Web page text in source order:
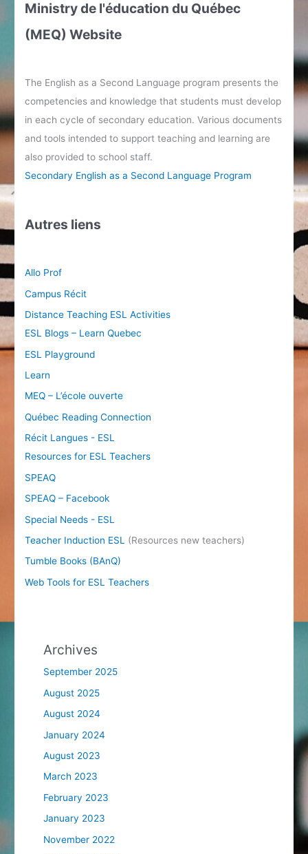
Ministry de l'éducation du Québec
(MEQ) Website
The English as a Second Language program presents the
competencies and knowledge that students must develop
in each cycle of secondary education. Various documents
and tools intended to support teaching and learning are
also provided to school staff.
Secondary English as a Second Language Program
Autres liens
Allo Prof
Campus Récit
Distance Teaching ESL Activities
ESL Blogs – Learn Quebec
ESL Playground
Learn
MEQ – L’école ouverte
Québec Reading Connection
Récit Langues - ESL
Resources for ESL Teachers
SPEAQ
SPEAQ – Facebook
Special Needs - ESL
Teacher Induction ESL
(Resources new teachers)
Tumble Books (BAnQ)
Web Tools for ESL Teachers
Archives
September 2025
August 2025
August 2024
January 2024
August 2023
March 2023
February 2023
January 2023
November 2022